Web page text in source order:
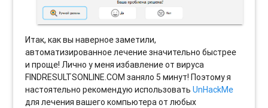
Итак, как вы наверное заметили,
автоматизированное лечение значительно быстрее
и проще! Лично у меня избавление от вируса
FINDRESULTSONLINE.COM заняло 5 минут! Поэтому я
настоятельно рекомендую использоватьUnHackMe
для лечения вашего компьютера от любых